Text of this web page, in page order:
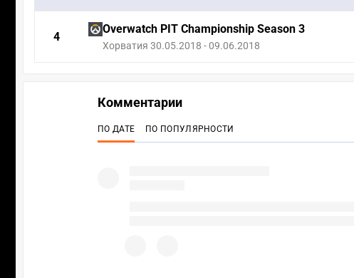
4
Overwatch PIT Championship Season 3
Хорватия 30.05.2018 - 09.06.2018
Комментарии
ПО ДАТЕ ПО ПОПУЛЯРНОСТИ